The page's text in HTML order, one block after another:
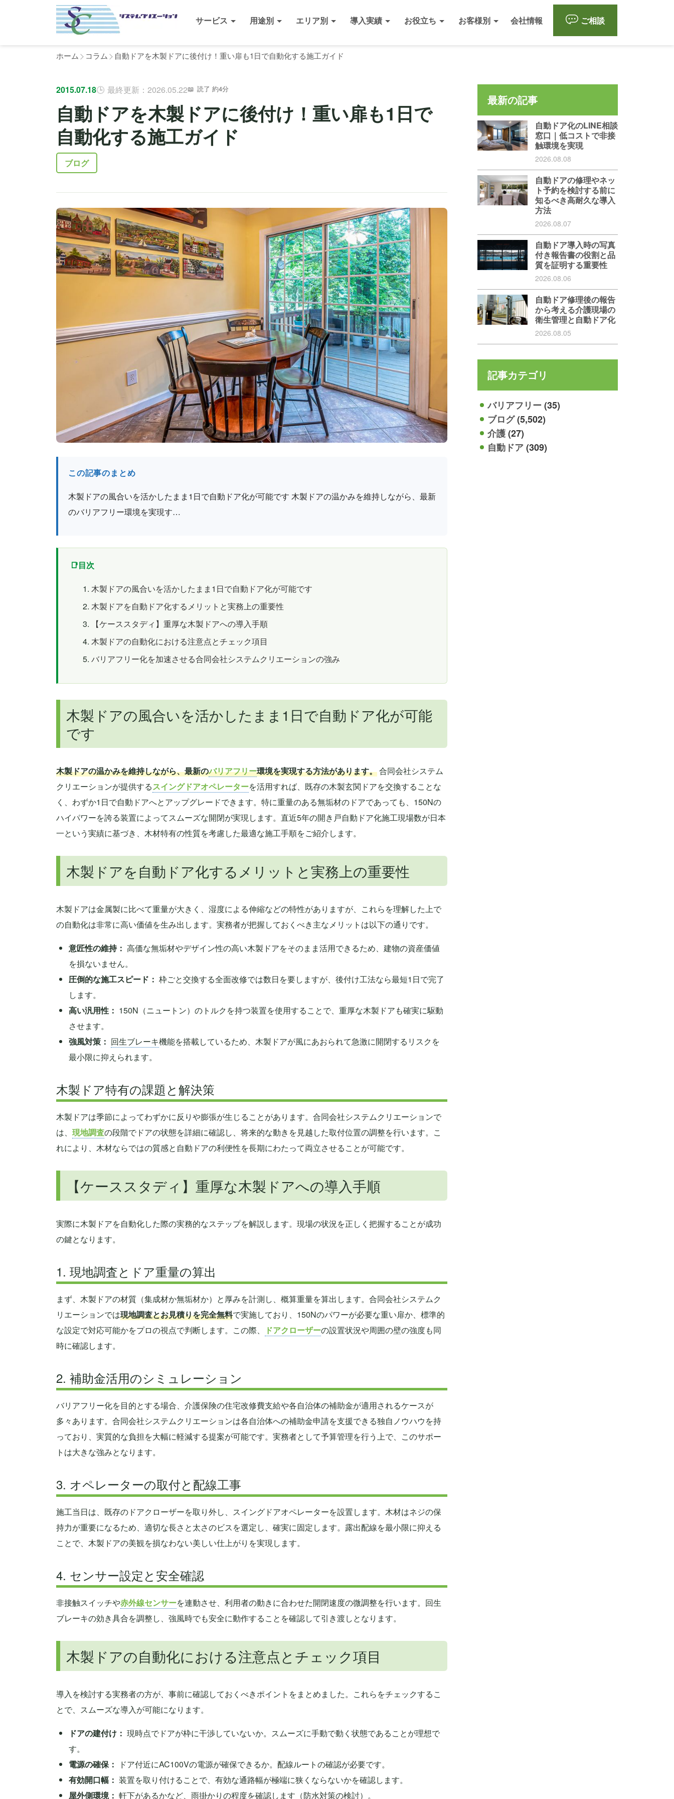
サービス 用途別 エリア別 導入実績 お役立ち お客様別 会社情報 ご相談
ホーム コラム 自動ドアを木製ドアに後付け！重い扉も1日で自動化する施工ガイド
2015.07.18 最終更新：2026.05.22 読了 約4分
自動ドアを木製ドアに後付け！重い扉も1日で
自動化する施工ガイド
ブログ
この記事のまとめ
木製ドアの風合いを活かしたまま1日で自動ドア化が可能です 木製ドアの温かみを維持しながら、最新
のバリアフリー環境を実現す…
目次
木製ドアの風合いを活かしたまま1日で自動ドア化が可能です
木製ドアを自動ドア化するメリットと実務上の重要性
【ケーススタディ】重厚な木製ドアへの導入手順
木製ドアの自動化における注意点とチェック項目
バリアフリー化を加速させる合同会社システムクリエーションの強み
木製ドアの風合いを活かしたまま1日で自動ドア化が可能
です
木製ドアの温かみを維持しながら、最新のバリアフリー環境を実現する方法があります。合同会社システム
クリエーションが提供するスイングドアオペレーターを活用すれば、既存の木製玄関ドアを交換することな
く、わずか1日で自動ドアへとアップグレードできます。特に重量のある無垢材のドアであっても、150Nの
ハイパワーを誇る装置によってスムーズな開閉が実現します。直近5年の開き戸自動ドア化施工現場数が日本
一という実績に基づき、木材特有の性質を考慮した最適な施工手順をご紹介します。
木製ドアを自動ドア化するメリットと実務上の重要性
木製ドアは金属製に比べて重量が大きく、湿度による伸縮などの特性がありますが、これらを理解した上で
の自動化は非常に高い価値を生み出します。実務者が把握しておくべき主なメリットは以下の通りです。
意匠性の維持： 高価な無垢材やデザイン性の高い木製ドアをそのまま活用できるため、建物の資産価値
を損ないません。
圧倒的な施工スピード： 枠ごと交換する全面改修では数日を要しますが、後付け工法なら最短1日で完了
します。
高い汎用性： 150N（ニュートン）のトルクを持つ装置を使用することで、重厚な木製ドアも確実に駆動
させます。
強風対策： 回生ブレーキ機能を搭載しているため、木製ドアが風にあおられて急激に開閉するリスクを
最小限に抑えられます。
木製ドア特有の課題と解決策
木製ドアは季節によってわずかに反りや膨張が生じることがあります。合同会社システムクリエーションで
は、 現地調査の段階でドアの状態を詳細に確認し、将来的な動きを見越した取付位置の調整を行います。こ
れにより、木材ならではの質感と自動ドアの利便性を長期にわたって両立させることが可能です。
【ケーススタディ】重厚な木製ドアへの導入手順
実際に木製ドアを自動化した際の実務的なステップを解説します。現場の状況を正しく把握することが成功
の鍵となります。
1. 現地調査とドア重量の算出
まず、木製ドアの材質（集成材か無垢材か）と厚みを計測し、概算重量を算出します。合同会社システムク
リエーションでは現地調査とお見積りを完全無料で実施しており、150Nのパワーが必要な重い扉か、標準的
な設定で対応可能かをプロの視点で判断します。この際、
ドアクローザーの設置状況や周囲の壁の強度も同
時に確認します。
2. 補助金活用のシミュレーション
バリアフリー化を目的とする場合、介護保険の住宅改修費支給や各自治体の補助金が適用されるケースが
多々あります。合同会社システムクリエーションは各自治体への補助金申請を支援できる独自ノウハウを持
っており、実質的な負担を大幅に軽減する提案が可能です。実務者として予算管理を行う上で、このサポー
トは大きな強みとなります。
3. オペレーターの取付と配線工事
施工当日は、既存のドアクローザーを取り外し、スイングドアオペレーターを設置します。木材はネジの保
持力が重要になるため、適切な長さと太さのビスを選定し、確実に固定します。露出配線を最小限に抑える
ことで、木製ドアの美観を損なわない美しい仕上がりを実現します。
4. センサー設定と安全確認
非接触スイッチや赤外線センサーを連動させ、利用者の動きに合わせた開閉速度の微調整を行います。回生
ブレーキの効き具合を調整し、強風時でも安全に動作することを確認して引き渡しとなります。
木製ドアの自動化における注意点とチェック項目
導入を検討する実務者の方が、事前に確認しておくべきポイントをまとめました。これらをチェックするこ
とで、スムーズな導入が可能になります。
ドアの建付け： 現時点でドアが枠に干渉していないか。スムーズに手動で動く状態であることが理想で
す。
電源の確保：
ドア付近にAC100Vの電源が確保できるか。配線ルートの確認が必要です。
有効開口幅： 装置を取り付けることで、有効な通路幅が極端に狭くならないかを確認します。
屋外側環境： 軒下があるかなど、雨掛かりの程度を確認します（防水対策の検討）。
最新の記事
自動ドア化のLINE相談
窓口｜低コストで非接
触環境を実現
2026.08.08
自動ドアの修理やネッ
ト予約を検討する前に
知るべき高耐久な導入
方法
2026.08.07
自動ドア導入時の写真
付き報告書の役割と品
質を証明する重要性
2026.08.06
自動ドア修理後の報告
から考える介護現場の
衛生管理と自動ドア化
2026.08.05
記事カテゴリ
バリアフリー(35)
ブログ(5,502)
介護(27)
自動ドア(309)